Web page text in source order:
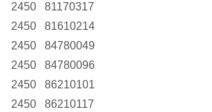
2450 81170317
2450 81610214
2450 84780049
2450 84780096
2450 86210101
2450 86210117